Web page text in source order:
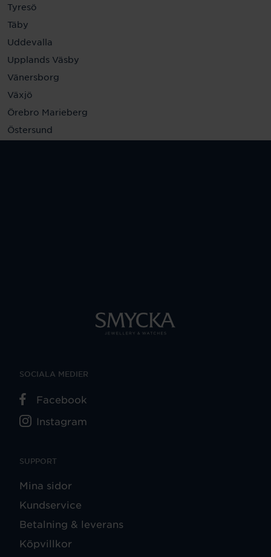
Tyresö
Täby
Uddevalla
Upplands Väsby
Vänersborg
Växjö
Örebro Marieberg
Östersund
SUPPORT
Mina sidor
Kundservice
Betalning & leverans
Köpvillkor
SOCIALA MEDIER
Facebook
Instagram